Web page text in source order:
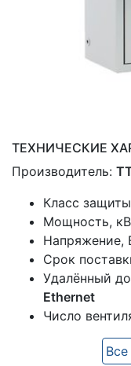
ТЕХНИЧЕСКИЕ
Производитель:
Класс
Мощность,
Напряжение,
Срок
Удалённый
Ethernet
Число